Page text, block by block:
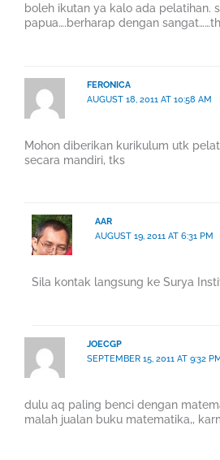
boleh ikutan ya kalo ada pelatihan.
papua….berharap dengan
FERONICA
AUGUST 18, 2011 AT 10:58 AM
Mohon diberikan kurikulum utk
secara mandiri, tks
AAR
AUGUST 19, 2011 AT 6:31 PM
Sila kontak langsung ke Surya
JOECGP
SEPTEMBER 15, 2011 AT 9:32
dulu aq paling benci dengan
malah jualan buku matematika,,